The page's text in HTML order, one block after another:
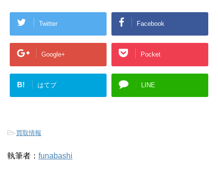
Twitter Facebook
Google+ Pocket
B! はてブ LINE
-買取情報
執筆者： funabashi